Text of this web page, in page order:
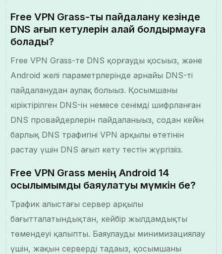
Free VPN Grass-ты пайдалану кезінде
DNS ағып кетулерін қалай болдырмауға
болады?
Free VPN Grass-те DNS қорғауды қосыңыз, және
Android желі параметрлерінде арнайы DNS-ті
пайдаланудан аулақ болыңыз. Қосымшаның
кіріктірілген DNS-ін немесе сенімді шифрланған
DNS провайдерлерін пайдаланыңыз, содан кейін
барлық DNS трафигінің VPN арқылы өтетінін
растау үшін DNS ағып кету тестін жүргізіңіз.
Free VPN Grass менің Android 14
қосылымымды баяулатуы мүмкін бе?
Трафик алыстағы сервер арқылы
бағытталатындықтан, кейбір жылдамдықтың
төмендеуі қалыпты. Баяулауды минимизациялау
үшін, жақын серверді таңдаңыз, қосымшаның